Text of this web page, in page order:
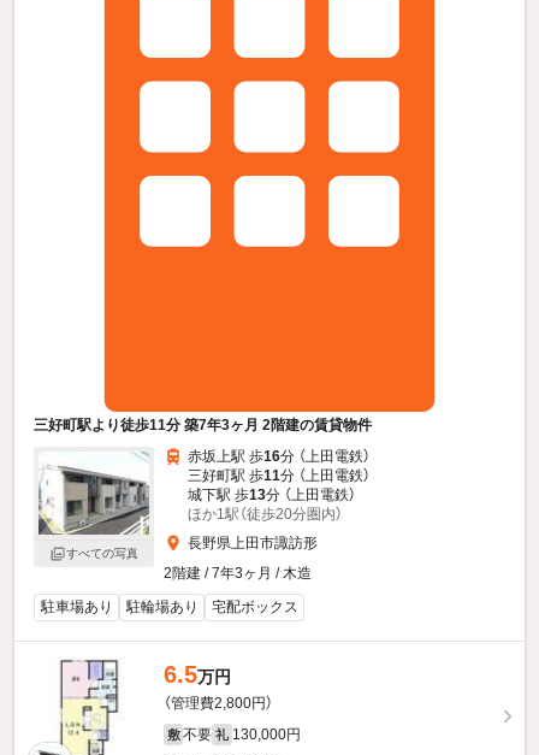
三好町駅より徒歩11分 築7年3ヶ月 2階建の賃貸物件
すべての写真
赤坂上駅 歩16分 （上田電鉄）
三好町駅 歩11分 （上田電鉄）
城下駅 歩13分 （上田電鉄）
ほか1駅（徒歩20分圏内）
長野県上田市諏訪形
2階建 / 7年3ヶ月 / 木造
駐車場あり
駐輪場あり 宅配ボックス
6.5万円
（管理費2,800円）
敷 不要 礼 130,000円